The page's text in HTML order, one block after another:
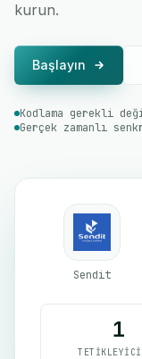
kurun.
Başlayın
Kodlama gerekli
Gerçek zamanlı
Sendit
1